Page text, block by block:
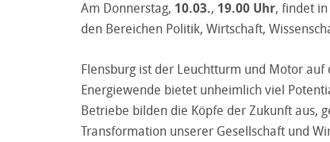
Am Donnerstag, 10.03., 19.00 Uhr, findet
den Bereichen Politik, Wirtschaft,
Flensburg ist der Leuchtturm und Motor
Energiewende bietet unheimlich viel
Betriebe bilden die Köpfe der Zukunft aus,
Transformation unserer Gesellschaft und